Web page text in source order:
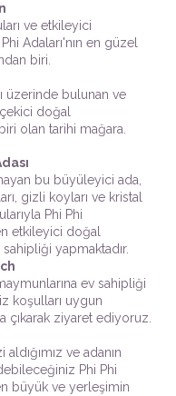
ve etkileyici
Adaları'nın en güzel
biri.
üzerinde bulunan ve
doğal
olan tarihi mağara.
bu büyüleyici ada,
gizli koyları ve kristal
Phi Phi
etkileyici doğal
yapmaktadır.
ev sahipliği
koşulları uygun
çıkarak ziyaret ediyoruz.
ve adanın
Phi Phi
büyük ve yerleşimin